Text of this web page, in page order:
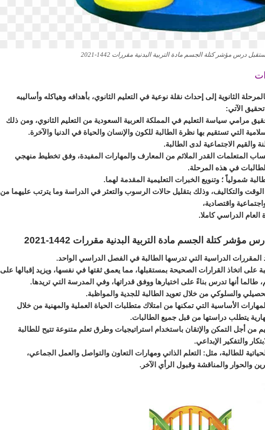
درس مؤشر كتلة الجسم مادة التربية البدنية مقررات 1442-2021
الثانوية إلى إحداث نقلة نوعية في التعليم الثانوي، بأهدافه وهياكله وأساليبه
الآتي:
مرامي سياسة التعليم في المملكة العربية السعودية من التعليم الثانوي، ومن ذلك
التي تستقيم بها نظرة الطالبة للكون والإنسان والحياة في الدنيا والآخرة.
والقيم الاجتماعية لدى الطالبة.
المتعلمات القدر الملائم من المعارف والمهارات المفيدة، وفق تخطيط منهجي
في هذه المرحلة.
شمولياً ؛ وتنويع الخبرات التعليمية المقدمة لهما.
والتكاليف، وذلك بتقليل حالات الرسوب والتعثر في الدراسة وما يترتب عليهما من
واقتصادية،
الدراسي كاملا.
كتلة الجسم مادة التربية البدنية مقررات 1442-2021
المقررات الدراسية التي تدرسها الطالبة في الفصل الدراسي الواحد.
على اتخاذ القرارات الصحيحة بمستقبلها، مما يعمق ثقتها في نفسها، ويزيد إقبالها على
طالما أنها تدرس بناءً على اختيارها ووفق قدراتها، وفي المدرسة التي تريدها.
والسلوكي من خلال تعويد الطالبة للجدية والمواظبة.
الأساسية التي تمكنها من امتلاك متطلبات الحياة العملية والمهنية من خلال
يتطلب دراستها من قبل جميع الطالبات.
من أجل التمكن والإتقان باستخدام استراتيجيات وطرق تعلم متنوعة تتيح للطالبة
والتفكير الإبداعي.
للطالبة، مثل: التعلم الذاتي ومهارات التعاون والتواصل والعمل الجماعي،
والحوار والمناقشة وقبول الرأي الآخر.